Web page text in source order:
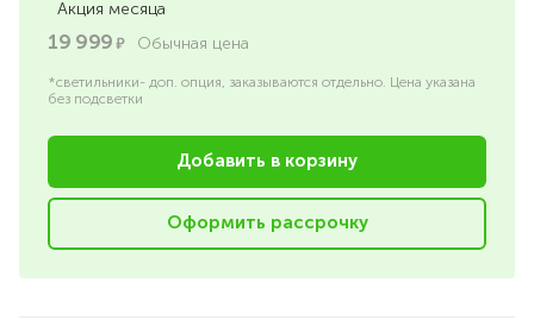
Акция месяца
19 999 Обычная цена
*светильники- доп. опция, заказываются отдельно. Цена указана
без подсветки
Добавить в корзину
Оформить рассрочку